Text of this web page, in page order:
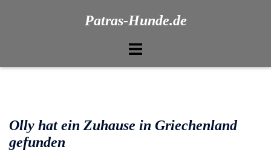
Patras-Hunde.de
Olly hat ein Zuhause in Griechenland
gefunden